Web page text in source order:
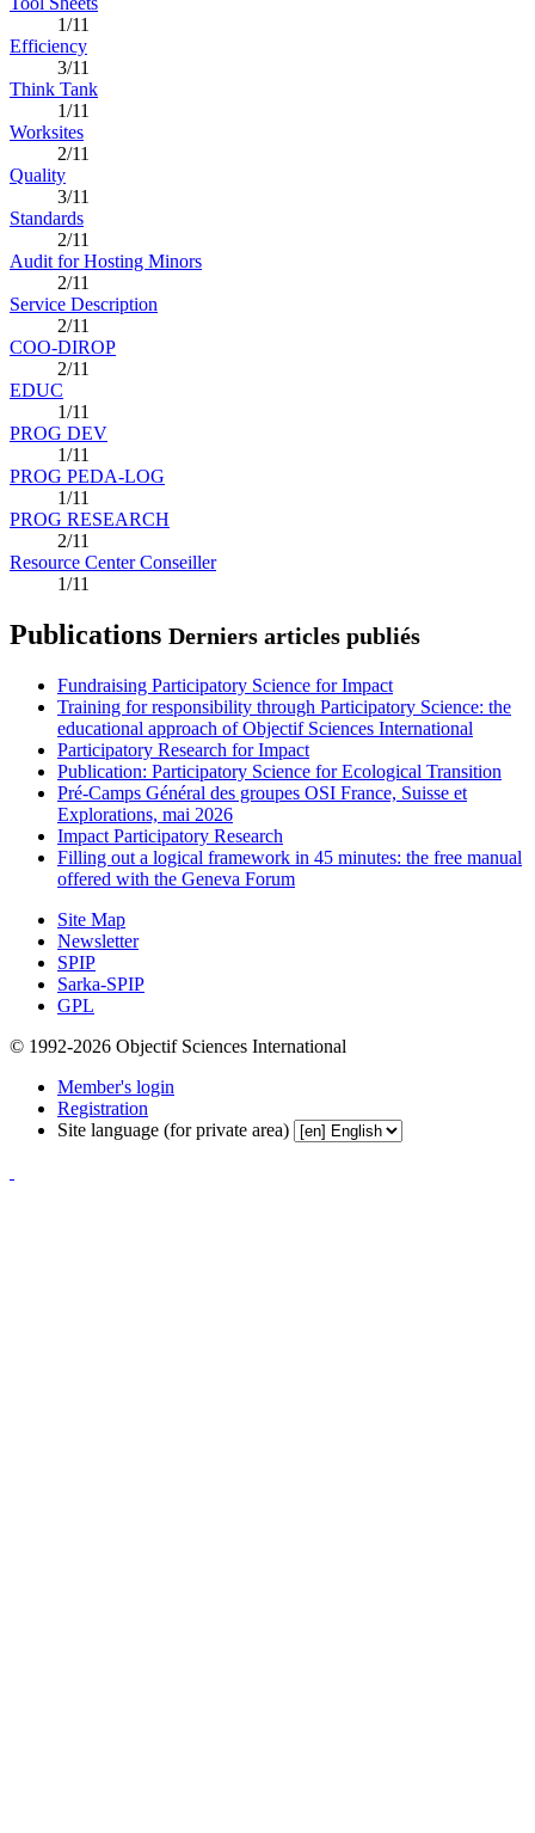
1/11
Efficiency
3/11
Think Tank
1/11
Worksites
2/11
Quality
3/11
Standards
2/11
Audit for Hosting Minors
2/11
Service Description
2/11
COO-DIROP
2/11
EDUC
1/11
PROG DEV
1/11
PROG PEDA-LOG
1/11
PROG RESEARCH
2/11
Resource Center Conseiller
1/11
Publications Derniers articles publiés
Fundraising Participatory Science for Impact
Training for responsibility through Participatory Science: the
educational approach of Objectif Sciences International
Participatory Research for Impact
Publication: Participatory Science for Ecological Transition
Pré-Camps Général des groupes OSI France, Suisse et
Explorations, mai 2026
Impact Participatory Research
Filling out a logical framework in 45 minutes: the free manual
offered with the Geneva Forum
Site Map
Newsletter
SPIP
Sarka-SPIP
GPL
© 1992-2026 Objectif Sciences International
Member's login
Registration
Site language (for private area)